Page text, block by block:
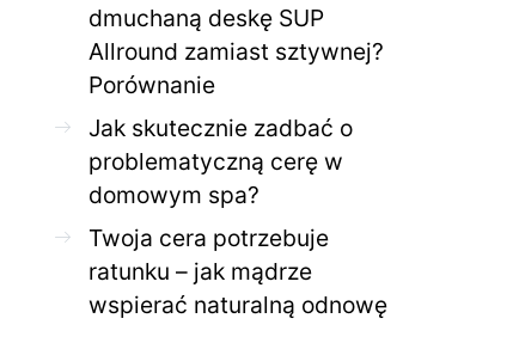
dmuchaną deskę SUP
Allround zamiast sztywnej?
Porównanie
Jak skutecznie zadbać o
problematyczną cerę w
domowym spa?
Twoja cera potrzebuje
ratunku – jak mądrze
wspierać naturalną odnowę